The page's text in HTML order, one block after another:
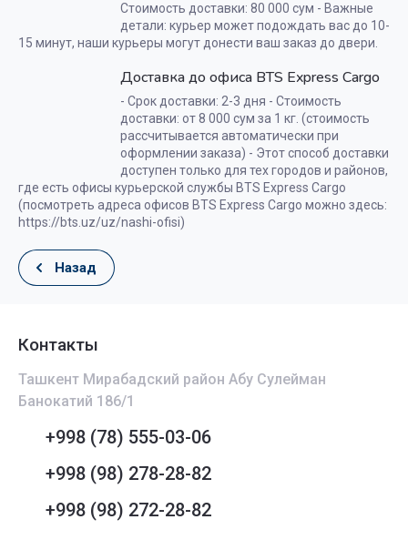
Стоимость доставки: 80 000 сум - Важные
детали: курьер может подождать вас до 10-
15 минут, наши курьеры могут донести ваш заказ до двери.
Доставка до офиса BTS Express Cargo
- Срок доставки: 2-3 дня - Стоимость
доставки: от 8 000 сум за 1 кг. (стоимость
рассчитывается автоматически при
оформлении заказа) - Этот способ доставки
доступен только для тех городов и районов,
где есть офисы курьерской службы BTS Express Cargo
(посмотреть адреса офисов BTS Express Cargo можно здесь:
https://bts.uz/uz/nashi-ofisi)
Назад
Контакты
Ташкент Мирабадский район Абу Сулейман
Банокатий 186/1
+998 (78) 555-03-06
+998 (98) 278-28-82
+998 (98) 272-28-82